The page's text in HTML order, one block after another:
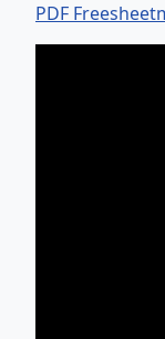
PDF